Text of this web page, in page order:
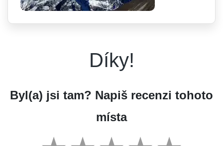
Díky!
Byl(a) jsi tam? Napiš recenzi tohoto
místa